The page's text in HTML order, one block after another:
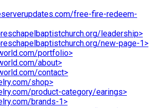
free-fire-redeem-
leadership>
new-page-1>
portfolio>
about>
contact>
shop>
product-category/earings>
brands-1>